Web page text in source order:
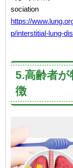
sociation
https://
p/interstitial-lung-
5.高齢者
徴